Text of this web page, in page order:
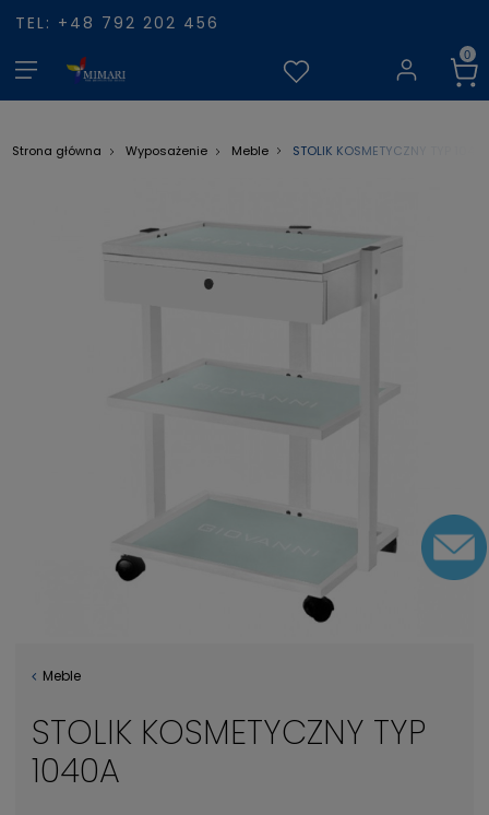
TEL: +48 792 202 456
Strona główna Wyposażenie Meble STOLIK KOSMETYCZNY TYP
Meble
STOLIK KOSMETYCZNY TYP
1040A